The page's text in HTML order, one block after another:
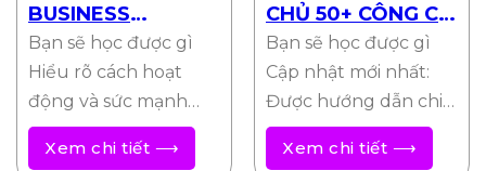
BUSINESS
MASTER
Bạn sẽ học được gì
Hiểu rõ cách hoạt
động và sức mạnh
của AI: Nắm vững các
nguyên tắc…
Xem chi tiết ⟶
CHỦ 50+ CÔNG CỤ
AI
Bạn sẽ học được gì
Cập nhật mới nhất:
Được hướng dẫn chi
tiết các công cụ AI
tiên tiến,…
Xem chi tiết ⟶